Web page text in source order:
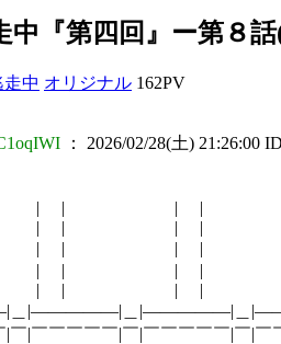
中『第四回』ー第８
中 オリジナル 162PV
： 2026/02/28(土) 21:26:00
| | | | |
| | | | |
| | | | |
| | |
| | |
|―――――|＿|―――――|＿
￣|￣￣￣￣￣|￣|￣￣￣￣￣|￣|